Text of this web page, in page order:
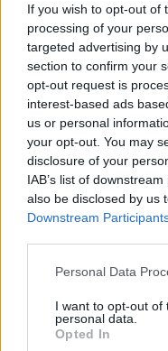
If you wish to opt-out of
processing of your
targeted advertising by
section to confirm your
opt-out request is
interest-based ads
us or personal
your opt-out. You may
disclosure of your
IAB’s list of
also be disclosed by us
Downstream
Personal Data
I want to opt-out of
personal data.
Opted In
2025. április 01., kedd